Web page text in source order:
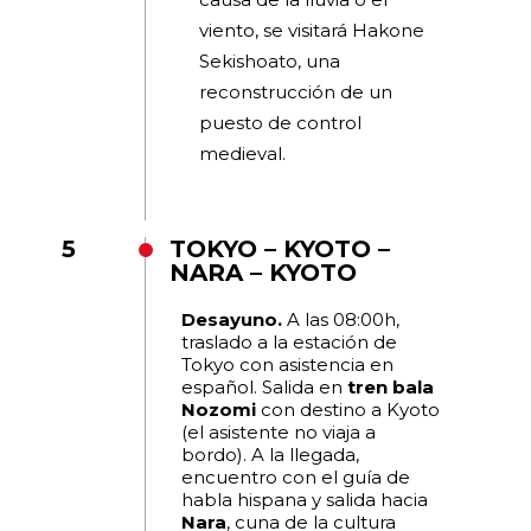
viento, se visitará Hakone
Sekishoato, una
reconstrucción de un
puesto de control
medieval.
5
TOKYO – KYOTO –
NARA – KYOTO
Desayuno. A las 08:00h,
traslado a la estación de
Tokyo con asistencia en
español. Salida entren bala
Nozomi con destino a Kyoto
(el asistente no viaja a
bordo). A la llegada,
encuentro con el guía de
habla hispana y salida hacia
Nara, cuna de la cultura